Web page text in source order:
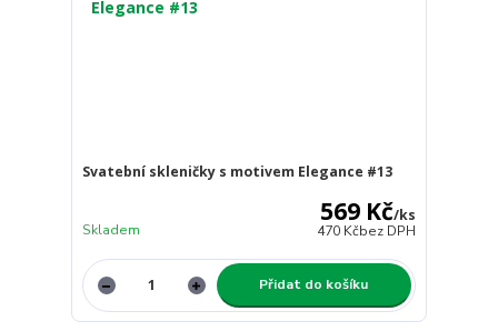
Svatební skleničky s motivem Elegance #13
569 Kč/ks
470 Kčbez DPH
Skladem
Přidat do košíku